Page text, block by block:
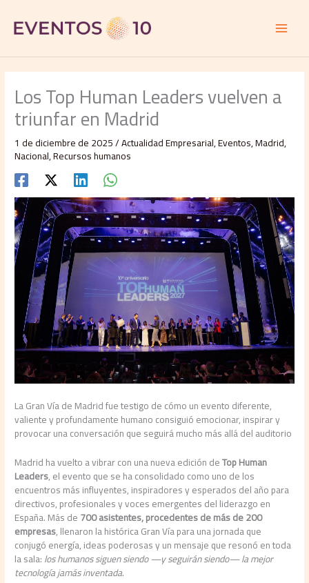
contenido
Los Top Human Leaders vuelven a
triunfar en Madrid
1 de diciembre de 2025/Actualidad Empresarial,Eventos,Madrid,
Nacional,Recursos humanos
La Gran Vía de Madrid fue testigo de cómo un evento diferente,
valiente y profundamente humano consiguió emocionar, inspirar y
provocar una conversación que seguirá mucho más allá del auditorio
Madrid ha vuelto a vibrar con una nueva edición deTop Human
Leaders, el evento que se ha consolidado como uno de los
encuentros más influyentes, inspiradores y esperados del año para
directivos, profesionales y voces emergentes del liderazgo en
España. Más de700 asistentes, procedentes de más de 200
empresas, llenaron la histórica Gran Vía para una jornada que
conjugó energía, ideas poderosas y un mensaje que resonó en toda
la sala:los humanos siguen siendo —y seguirán siendo— la mejor
tecnología jamás inventada.